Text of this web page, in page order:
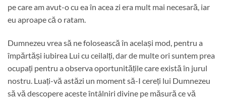
pe care am avut-o cu ea în acea zi era mult mai necesară, iar
eu aproape că o ratam.
Dumnezeu vrea să ne folosească în același mod, pentru a
împărtăși iubirea Lui cu ceilalți, dar de multe ori suntem prea
ocupați pentru a observa oportunitățile care există în jurul
nostru. Luați-vă astăzi un moment să-I cereți lui Dumnezeu
să vă descopere aceste întâlniri divine pe măsură ce vă